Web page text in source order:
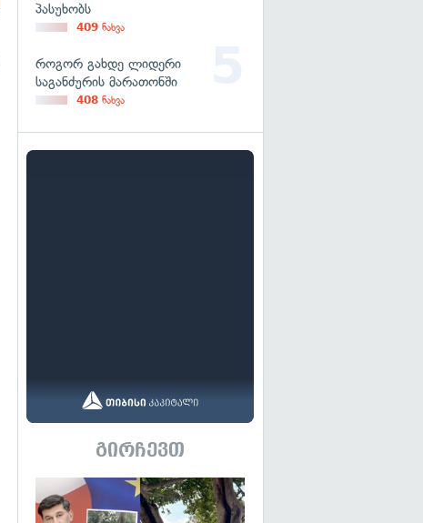
პასუხობს
409 ნახვა
როგორ გახდე ლიდერი
საგანძურის მარათონში
408 ნახვა
გირჩევთ